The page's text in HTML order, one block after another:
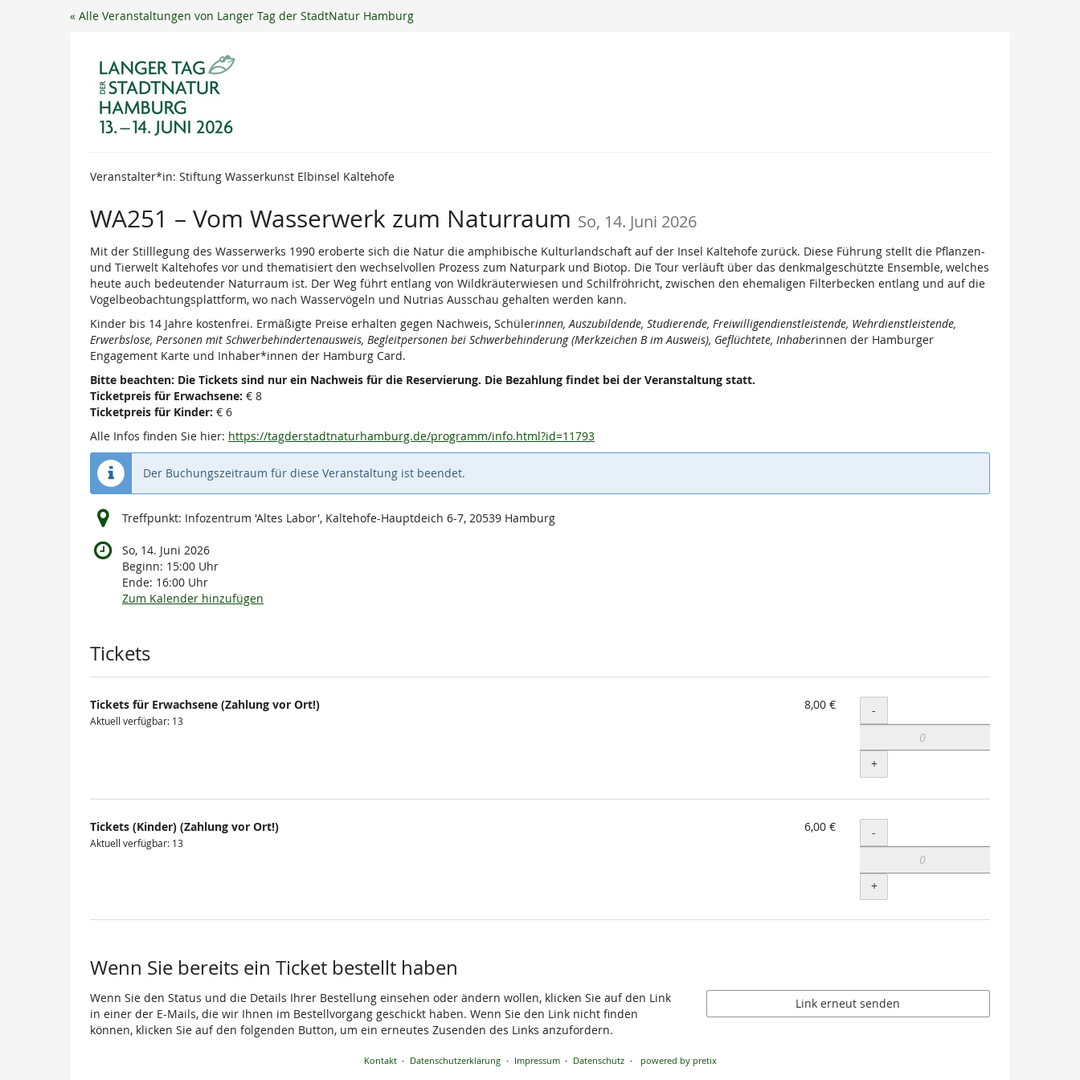
« Alle Veranstaltungen von Langer Tag der StadtNatur Hamburg
Veranstalter*in: Stiftung Wasserkunst Elbinsel Kaltehofe
WA251 – Vom Wasserwerk zum Naturraum So, 14. Juni 2026
Mit der Stilllegung des Wasserwerks 1990 eroberte sich die Natur die amphibische Kulturlandschaft auf der Insel Kaltehofe zurück. Diese Führung stellt die Pflanzen-
und Tierwelt Kaltehofes vor und thematisiert den wechselvollen Prozess zum Naturpark und Biotop. Die Tour verläuft über das denkmalgeschützte Ensemble, welches
heute auch bedeutender Naturraum ist. Der Weg führt entlang von Wildkräuterwiesen und Schilfröhricht, zwischen den ehemaligen Filterbecken entlang und auf die
Vogelbeobachtungsplattform, wo nach Wasservögeln und Nutrias Ausschau gehalten werden kann.
Kinder bis 14 Jahre kostenfrei. Ermäßigte Preise erhalten gegen Nachweis, Schülerinnen, Auszubildende, Studierende, Freiwilligendienstleistende, Wehrdienstleistende,
Erwerbslose, Personen mit Schwerbehindertenausweis, Begleitpersonen bei Schwerbehinderung (Merkzeichen B im Ausweis), Geflüchtete, Inhaberinnen der Hamburger
Engagement Karte und Inhaber*innen der Hamburg Card.
Bitte beachten: Die Tickets sind nur ein Nachweis für die Reservierung. Die Bezahlung findet bei der Veranstaltung statt.
Ticketpreis für Erwachsene: € 8
Ticketpreis für Kinder: € 6
Alle Infos finden Sie hier: https://tagderstadtnaturhamburg.de/programm/info.html?id=11793
Der Buchungszeitraum für diese Veranstaltung ist beendet.
Treffpunkt: Infozentrum 'Altes Labor', Kaltehofe-Hauptdeich 6-7, 20539 Hamburg
So, 14. Juni 2026
Beginn: 15:00 Uhr
Ende: 16:00 Uhr
Zum Kalender hinzufügen
Produkte
Tickets
Tickets für Erwachsene (Zahlung vor Ort!)
Aktuell verfügbar: 13
8,00 € Menge
-
+
Tickets (Kinder) (Zahlung vor Ort!)
Aktuell verfügbar: 13
6,00 € Menge
-
+
Wenn Sie bereits ein Ticket bestellt haben
Wenn Sie den Status und die Details Ihrer Bestellung einsehen oder ändern wollen, klicken Sie auf den Link
in einer der E-Mails, die wir Ihnen im Bestellvorgang geschickt haben. Wenn Sie den Link nicht finden
können, klicken Sie auf den folgenden Button, um ein erneutes Zusenden des Links anzufordern.
Link erneut senden
Kontakt Datenschutzerklärung Impressum Datenschutz powered by pretix